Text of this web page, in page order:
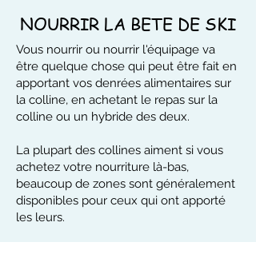
NOURRIR LA BETE DE SKI
Vous nourrir ou nourrir l'équipage va
être quelque chose qui peut être fait en
apportant vos denrées alimentaires sur
la colline, en achetant le repas sur la
colline ou un hybride des deux.
La plupart des collines aiment si vous
achetez votre nourriture là-bas,
beaucoup de zones sont généralement
disponibles pour ceux qui ont apporté
les leurs.